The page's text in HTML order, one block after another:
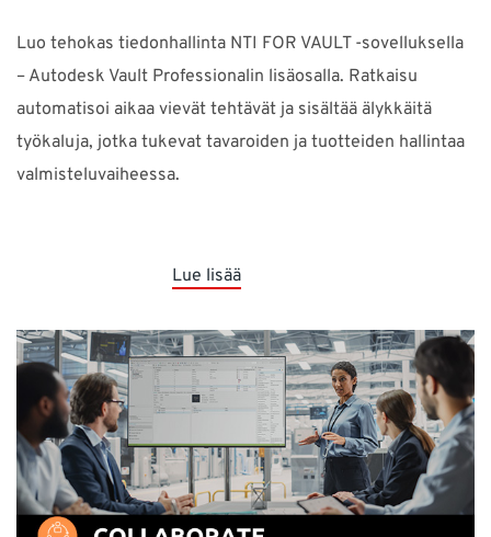
Luo tehokas tiedonhallinta NTI FOR VAULT -sovelluksella
– Autodesk Vault Professionalin lisäosalla. Ratkaisu
automatisoi aikaa vievät tehtävät ja sisältää älykkäitä
työkaluja, jotka tukevat tavaroiden ja tuotteiden hallintaa
valmisteluvaiheessa.
Lue lisää